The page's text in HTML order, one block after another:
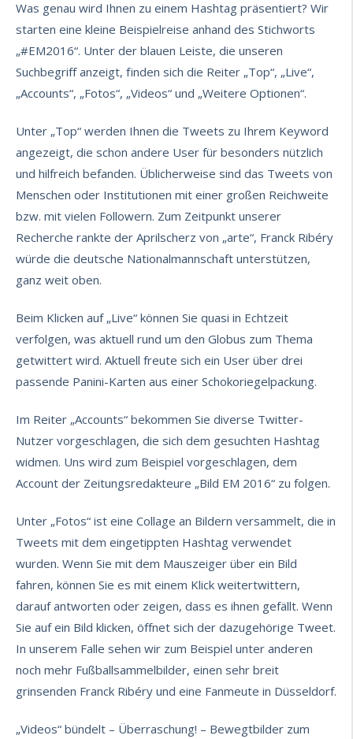
Was genau wird Ihnen zu einem Hashtag präsentiert? Wir
starten eine kleine Beispielreise anhand des Stichworts
„#EM2016“. Unter der blauen Leiste, die unseren
Suchbegriff anzeigt, finden sich die Reiter „Top“, „Live“,
„Accounts“, „Fotos“, „Videos“ und „Weitere Optionen“.
Unter „Top“ werden Ihnen die Tweets zu Ihrem Keyword
angezeigt, die schon andere User für besonders nützlich
und hilfreich befanden. Üblicherweise sind das Tweets von
Menschen oder Institutionen mit einer großen Reichweite
bzw. mit vielen Followern. Zum Zeitpunkt unserer
Recherche rankte der Aprilscherz von „arte“, Franck Ribéry
würde die deutsche Nationalmannschaft unterstützen,
ganz weit oben.
Beim Klicken auf „Live“ können Sie quasi in Echtzeit
verfolgen, was aktuell rund um den Globus zum Thema
getwittert wird. Aktuell freute sich ein User über drei
passende Panini-Karten aus einer Schokoriegelpackung.
Im Reiter „Accounts“ bekommen Sie diverse Twitter-
Nutzer vorgeschlagen, die sich dem gesuchten Hashtag
widmen. Uns wird zum Beispiel vorgeschlagen, dem
Account der Zeitungsredakteure „Bild EM 2016“ zu folgen.
Unter „Fotos“ ist eine Collage an Bildern versammelt, die in
Tweets mit dem eingetippten Hashtag verwendet
wurden. Wenn Sie mit dem Mauszeiger über ein Bild
fahren, können Sie es mit einem Klick weitertwittern,
darauf antworten oder zeigen, dass es ihnen gefällt. Wenn
Sie auf ein Bild klicken, öffnet sich der dazugehörige Tweet.
In unserem Falle sehen wir zum Beispiel unter anderen
noch mehr Fußballsammelbilder, einen sehr breit
grinsenden Franck Ribéry und eine Fanmeute in Düsseldorf.
„Videos“ bündelt – Überraschung! – Bewegtbilder zum